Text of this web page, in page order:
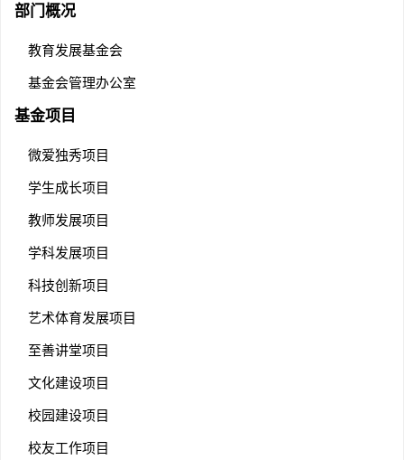
部门概况
教育发展基金会
基金会管理办公室
基金项目
微爱独秀项目
学生成长项目
教师发展项目
学科发展项目
科技创新项目
艺术体育发展项目
至善讲堂项目
文化建设项目
校园建设项目
校友工作项目